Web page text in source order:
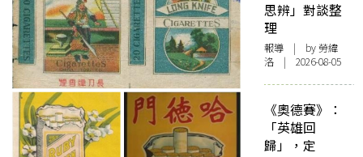
思辨」對談整
理
報導 | by 勞緯
洛 | 2026-08-05
《奧德賽》：
「英雄回
歸」，定